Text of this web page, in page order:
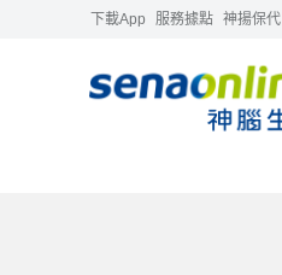
下載App 服務據點 神揚保代